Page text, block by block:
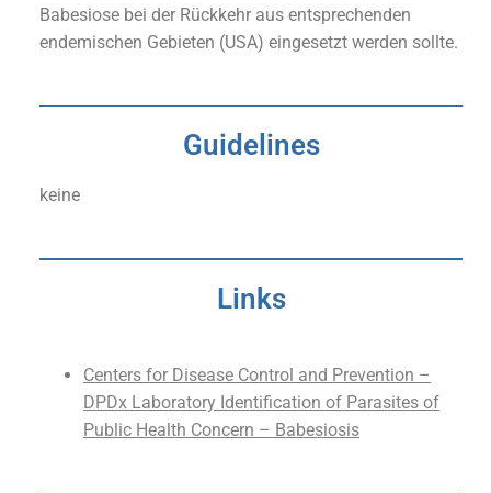
Babesiose bei der Rückkehr aus entsprechenden
endemischen Gebieten (USA) eingesetzt werden sollte.
Guidelines
keine
Links
Centers for Disease Control and Prevention –
DPDx Laboratory Identification of Parasites of
Public Health Concern – Babesiosis